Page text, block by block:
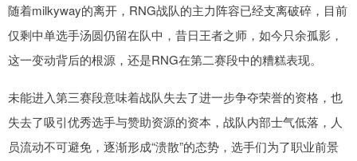
随着milkyway的离开，RNG战队的主力阵容已经支离破碎，目前
仅剩中单选手汤圆仍留在队中，昔日王者之师，如今只余孤影，
这一变动背后的根源，还是RNG在第二赛段中的糟糕表现。
未能进入第三赛段意味着战队失去了进一步争夺荣誉的资格，也
失去了吸引优秀选手与赞助资源的资本，战队内部士气低落，人
员流动不可避免，逐渐形成“溃散”的态势，选手们为了职业前景